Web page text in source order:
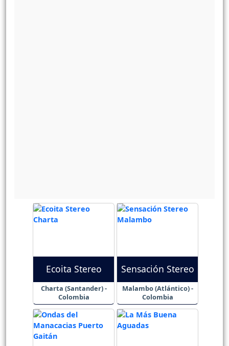
Ecoita Stereo
Charta (Santander) -
Colombia
Sensación Stereo
Malambo (Atlántico) -
Colombia